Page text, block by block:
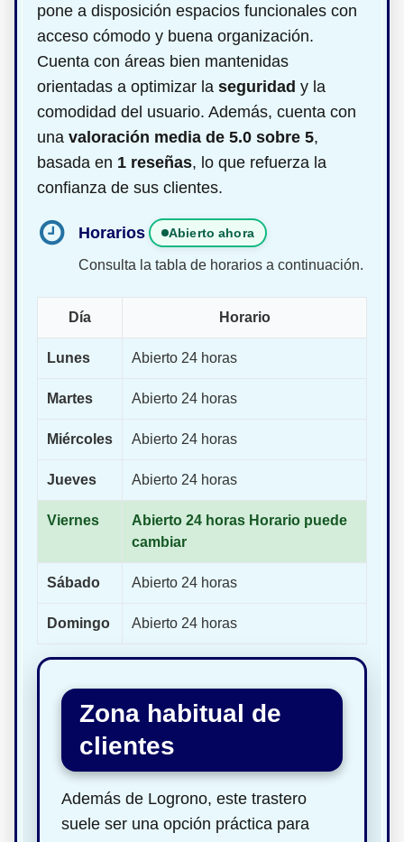
pone a disposición espacios funcionales con
acceso cómodo y buena organización.
Cuenta con áreas bien mantenidas
orientadas a optimizar la seguridad y la
comodidad del usuario. Además, cuenta con
una valoración media de 5.0 sobre 5,
basada en 1 reseñas, lo que refuerza la
confianza de sus clientes.
Horarios Abierto ahora
Consulta la tabla de horarios a continuación.
Día Horario
Lunes Abierto 24 horas
Martes Abierto 24 horas
Miércoles Abierto 24 horas
Jueves Abierto 24 horas
Viernes
Abierto 24 horas Horario puede
cambiar
Sábado Abierto 24 horas
Domingo Abierto 24 horas
Zona habitual de
clientes
Además de Logrono, este trastero
suele ser una opción práctica para